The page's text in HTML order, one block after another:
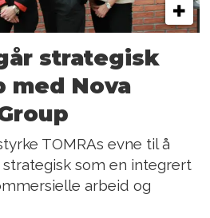
strategisk
med Nova
TOMRAs evne til å
som en integrert
arbeid og